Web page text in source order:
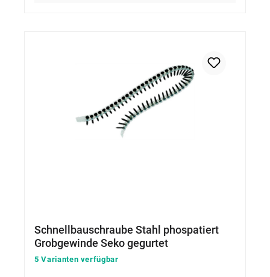
Schnellbauschraube Stahl phospatiert
Grobgewinde Seko gegurtet
5 Varianten verfügbar